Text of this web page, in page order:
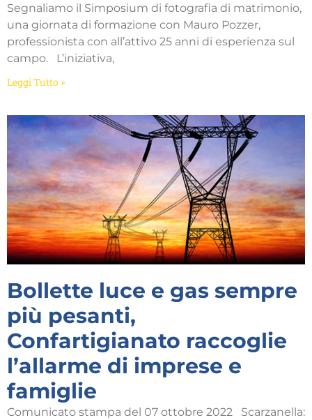
Segnaliamo il Simposium di fotografia di matrimonio,
una giornata di formazione con Mauro Pozzer,
professionista con all’attivo 25 anni di esperienza sul
campo. L’iniziativa,
Leggi Tutto »
Bollette luce e gas sempre
più pesanti,
Confartigianato raccoglie
l’allarme di imprese e
famiglie
Comunicato stampa del 07 ottobre 2022 Scarzanella: